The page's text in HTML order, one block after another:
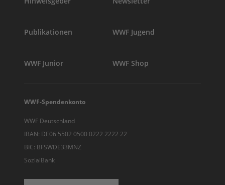
Publikationen WWF Jugend
WWF Junior WWF Shop
WWF-Spendenkonto
WWF Deutschland
IBAN: DE06 5502 0500 0222 2222 22
BIC: BFSWDE33MNZ
SozialBank